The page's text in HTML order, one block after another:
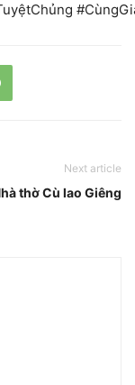
#
Next article
thờ Cù lao Giêng